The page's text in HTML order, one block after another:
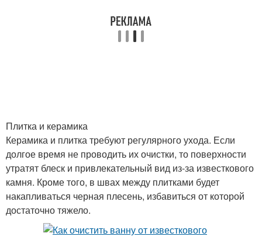
Плитка и керамика
Керамика и плитка требуют регулярного ухода. Если
долгое время не проводить их очистки, то поверхности
утратят блеск и привлекательный вид из-за известкового
камня. Кроме того, в швах между плитками будет
накапливаться черная плесень, избавиться от которой
достаточно тяжело.